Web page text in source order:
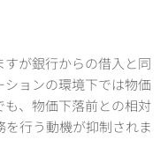
が銀行からの借入と同
ションの環境下では物価
も、物価下落前との相対
を行う動機が抑制されま